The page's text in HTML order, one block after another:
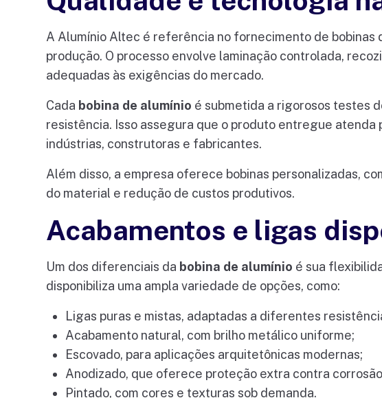
A Alumínio Altec é referência no fornecimento de bobinas
produção. O processo envolve laminação controlada,
adequadas às exigências do mercado.
Cada bobina de alumínio é submetida a rigorosos testes
resistência. Isso assegura que o produto entregue
indústrias, construtoras e fabricantes.
Além disso, a empresa oferece bobinas personalizadas,
do material e redução de custos produtivos.
Acabamentos e ligas
Um dos diferenciais da bobina de alumínio é sua
disponibiliza uma ampla variedade de opções, como:
Ligas puras e mistas, adaptadas a diferentes
Acabamento natural, com brilho metálico uniforme;
Escovado, para aplicações arquitetônicas modernas;
Anodizado, que oferece proteção extra contra
Pintado, com cores e texturas sob demanda.